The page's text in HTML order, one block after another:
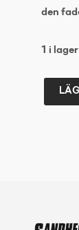
den
1 i lager